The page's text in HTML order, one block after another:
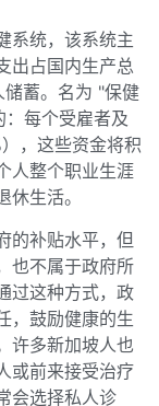
系统，该系统主
出占国内生产总
蓄。名为 "保健
每个受雇者及
，这些资金将积
人整个职业生涯
生活。
的补贴水平，但
也不属于政府所
过这种方式，政
，鼓励健康的生
许多新加坡人也
或前来接受治疗
会选择私人诊